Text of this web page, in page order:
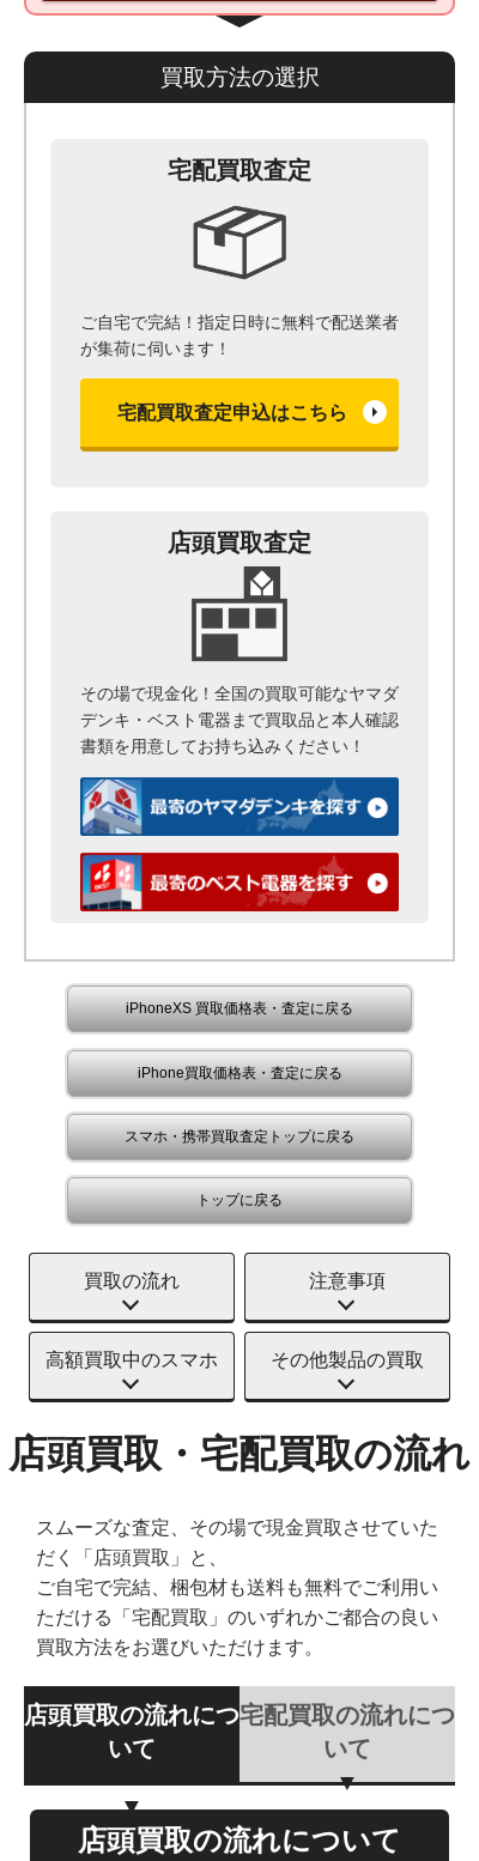
買取方法の選択
宅配買取査定
ご自宅で完結！指定日時に無料で配送業者
が集荷に伺います！
宅配買取査定申込はこちら
店頭買取査定
その場で現金化！全国の買取可能なヤマダ
デンキ・ベスト電器まで買取品と本人確認
書類を用意してお持ち込みください！
iPhoneXS 買取価格表・査定に戻る
iPhone買取価格表・査定に戻る
スマホ・携帯買取査定トップに戻る
トップに戻る
買取の流れ 注意事項
高額買取中のスマホ その他製品の買取
店頭買取・宅配買取の流れ
スムーズな査定、その場で現金買取させていた
だく「店頭買取」と、
ご自宅で完結、梱包材も送料も無料でご利用い
ただける「宅配買取」のいずれかご都合の良い
買取方法をお選びいただけます。
店頭買取の流れにつ
いて
宅配買取の流れにつ
いて
店頭買取の流れについて